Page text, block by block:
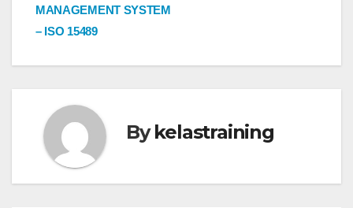
MANAGEMENT SYSTEM
– ISO 15489
Bykelastraining